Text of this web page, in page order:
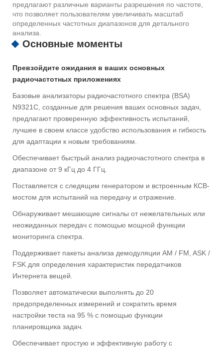
предлагают различные варианты разрешения по частоте,
что позволяет пользователям увеличивать масштаб
определенных частотных диапазонов для детального
анализа.
Основные моменты
Превзойдите ожидания в ваших основных
радиочастотных приложениях
Базовые анализаторы радиочастотного спектра (BSA)
N9321C, созданные для решения ваших основных задач,
предлагают проверенную эффективность испытаний,
лучшее в своем классе удобство использования и гибкость
для адаптации к новым требованиям.
Обеспечивает быстрый анализ радиочастотного спектра в
диапазоне от 9 кГц до 4 ГГц.
Поставляется с следящим генератором и встроенным КСВ-
мостом для испытаний на передачу и отражение.
Обнаруживает мешающие сигналы от нежелательных или
неожиданных передач с помощью мощной функции
мониторинга спектра.
Поддерживает пакеты анализа демодуляции AM / FM, ASK /
FSK для определения характеристик передатчиков
Интернета вещей.
Позволяет автоматически выполнять до 20
предопределенных измерений и сократить время
настройки теста на 95 % с помощью функции
планировщика задач.
Обеспечивает простую и эффективную работу с